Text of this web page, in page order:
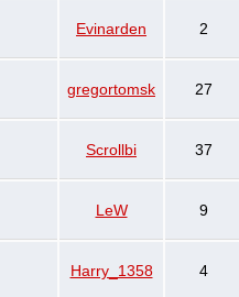
Evinarden 2
gregortomsk 27
Scrollbi 37
LeW 9
Harry_1358 4